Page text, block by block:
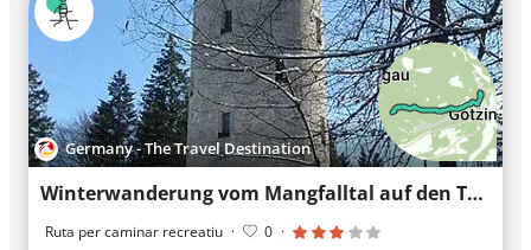
Germany - The Travel Destination
Winterwanderung vom Mangfalltal auf den Taubenberg
Ruta per caminar recreatiu · 0 ·